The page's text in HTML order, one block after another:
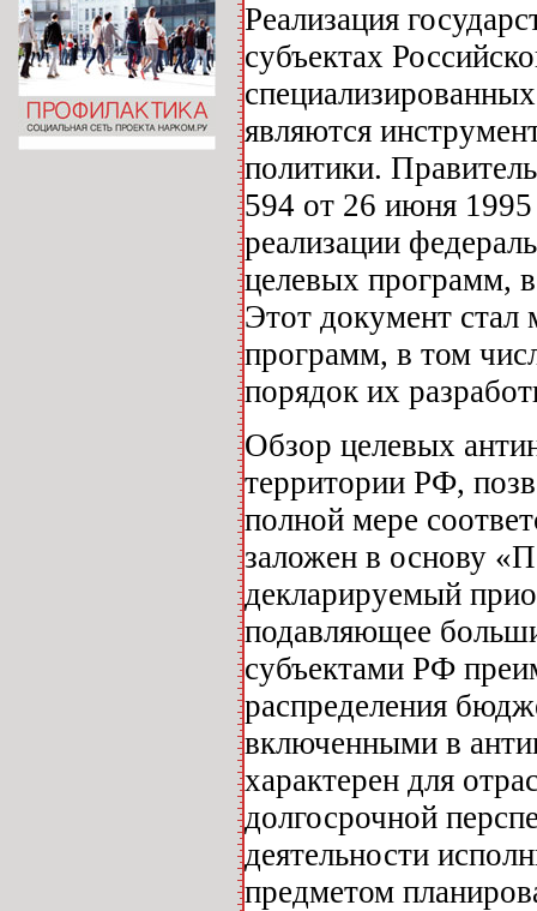
Реализация
субъектах
являются
политики.
594 от 26 июня 1995
реализации
целевых программ,
Этот документ стал
программ, в том
порядок их
Обзор целевых
территории РФ,
полной мере
заложен в основу
декларируемый
подавляющее
субъектами РФ
распределения
включенными в
характерен для
долгосрочной
деятельности
предметом